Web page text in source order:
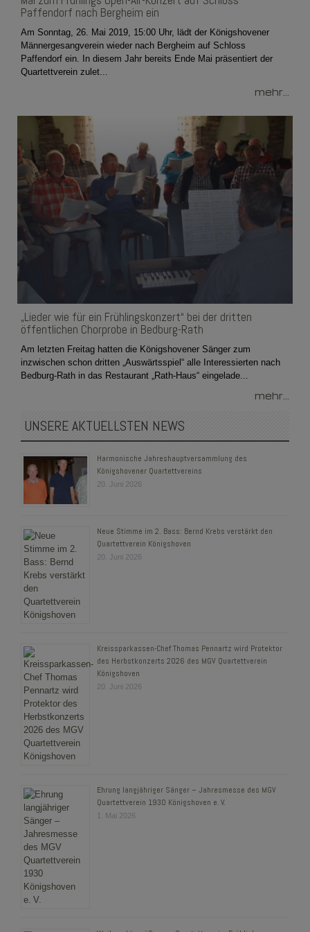
Paffendorf nach Bergheim ein
Am Sonntag, 26. Mai 2019, 15:00 Uhr, lädt der Königshovener
Männergesangverein wieder nach Bergheim auf Schloss
Paffendorf ein. In diesem Jahr bereits Ende Mai präsentiert der
Quartettverein zulet...
mehr...
„Lieder wie für ein Frühlingskonzert“ bei der dritten
öffentlichen Chorprobe in Bedburg-Rath
Am letzten Freitag hatten die Königshovener Sänger zum
inzwischen schon dritten „Auswärtsspiel“ alle Interessierten nach
Bedburg-Rath in das Restaurant „Rath-Haus“ eingelade...
mehr...
UNSERE AKTUELLSTEN NEWS
Harmonische Jahreshauptversammlung des
Königshovener Quartettvereins
20. Juni 2026
Neue Stimme im 2. Bass: Bernd Krebs verstärkt den
Quartettverein Königshoven
20. Juni 2026
Kreissparkassen-Chef Thomas Pennartz wird Protektor
des Herbstkonzerts 2026 des MGV Quartettverein
Königshoven
20. Juni 2026
Ehrung langjähriger Sänger – Jahresmesse des MGV
Quartettverein 1930 Königshoven e. V.
1. Mai 2026